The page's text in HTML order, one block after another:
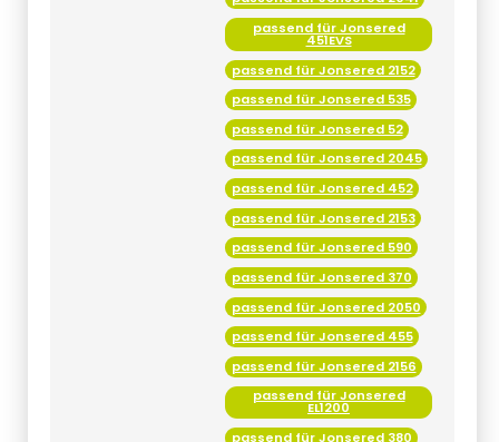
passend für Jonsered 2152
passend für Jonsered 535
passend für Jonsered 52
passend für Jonsered 2045
passend für Jonsered 452
passend für Jonsered 2153
passend für Jonsered 590
passend für Jonsered 370
passend für Jonsered 2050
passend für Jonsered 455
passend für Jonsered 2156
passend für Jonsered
EL1200
passend für Jonsered 380
passend für Jonsered 2051